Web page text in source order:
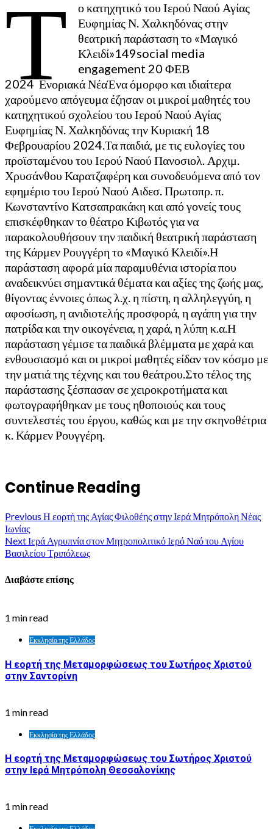
Τ
ο κατηχητικό του Ιερού Ναού Αγίας
Ευφημίας Ν. Χαλκηδόνας στην
θεατρική παράσταση το «Μαγικό
Κλειδί»149social media
engagement 20 ΦΕΒ
2024 Ενοριακά ΝέαΈνα όμορφο και ιδιαίτερα
χαρούμενο απόγευμα έζησαν οι μικροί μαθητές του
κατηχητικού σχολείου του Ιερού Ναού Αγίας
Ευφημίας Ν. Χαλκηδόνας την Κυριακή 18
Φεβρουαρίου 2024.Τα παιδιά, με τις ευλογίες του
προϊσταμένου του Ιερού Ναού Πανοσιολ. Αρχιμ.
Χρυσάνθου Καρατζαφέρη και συνοδευόμενα από τον
εφημέριο του Ιερού Ναού Αιδεσ. Πρωτοπρ. π.
Κωνσταντίνο Κατσαπρακάκη και από γονείς τους
επισκέφθηκαν το θέατρο Κιβωτός για να
παρακολουθήσουν την παιδική θεατρική παράσταση
της Κάρμεν Ρουγγέρη το «Μαγικό Κλειδί».Η
παράσταση αφορά μία παραμυθένια ιστορία που
αναδεικνύει σημαντικά θέματα και αξίες της ζωής μας,
θίγοντας έννοιες όπως λ.χ. η πίστη, η αλληλεγγύη, η
αφοσίωση, η ανιδιοτελής προσφορά, η αγάπη για την
πατρίδα και την οικογένεια, η χαρά, η λύπη κ.α.Η
παράσταση γέμισε τα παιδικά βλέμματα με χαρά και
ενθουσιασμό και οι μικροί μαθητές είδαν τον κόσμο με
την ματιά της τέχνης και του θεάτρου.Στο τέλος της
παράστασης ξέσπασαν σε χειροκροτήματα και
φωτογραφήθηκαν με τους ηθοποιούς και τους
συντελεστές του έργου, καθώς και με την σκηνοθέτρια
κ. Κάρμεν Ρουγγέρη.
Continue Reading
Previous Η εορτή της Αγίας Φιλοθέης στην Ιερά Μητρόπολη Νέας
Ιωνίας
NextΙερά Αγρυπνία στον Μητροπολιτικό Ιερό Ναό του Αγίου
Βασιλείου Τριπόλεως
Διαβάστε επίσης
1 min read
Εκκλησία της Ελλάδος
Η εορτή της Μεταμορφώσεως του Σωτήρος Χριστού
στην Σαντορίνη
1 min read
Εκκλησία της Ελλάδος
Η εορτή της Μεταμορφώσεως του Σωτήρος Χριστού
στην Ιερά Μητρόπολη Θεσσαλονίκης
1 min read